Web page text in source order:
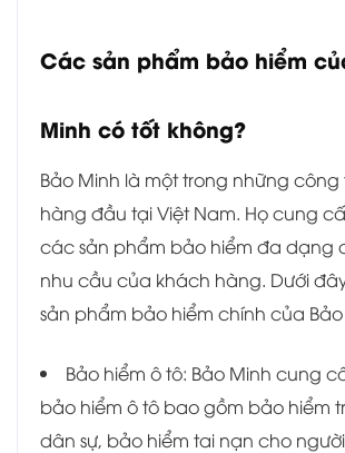
Các sản phẩm bảo hiểm
Minh có tốt không?
Bảo Minh là một trong những
hàng đầu tại Việt Nam. Họ cung
các sản phẩm bảo hiểm đa dạng
nhu cầu của khách hàng. Dưới
sản phẩm bảo hiểm chính của Bảo
Bảo hiểm ô tô: Bảo Minh cung
bảo hiểm ô tô bao gồm bảo hiểm
dân sự, bảo hiểm tai nạn cho